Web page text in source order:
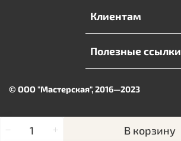
В корзину
Клиентам
Полезные ссылки
© ООО "Мастерская", 2016—2023